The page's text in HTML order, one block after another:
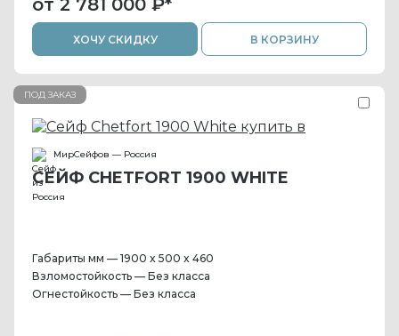
от 2 781 000 ₽*
ХОЧУ СКИДКУ В КОРЗИНУ
ПОД ЗАКАЗ
МирСейфов — Россия
СЕЙФ CHETFORT 1900 WHITE
Габариты мм — 1900 x 500 x 460
Взломостойкость — Без класса
Огнестойкость — Без класса